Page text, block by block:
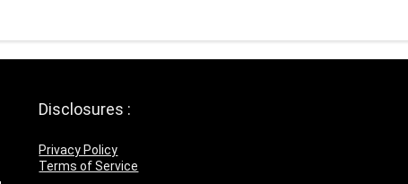
Disclosures :
Privacy Policy
Terms of Service